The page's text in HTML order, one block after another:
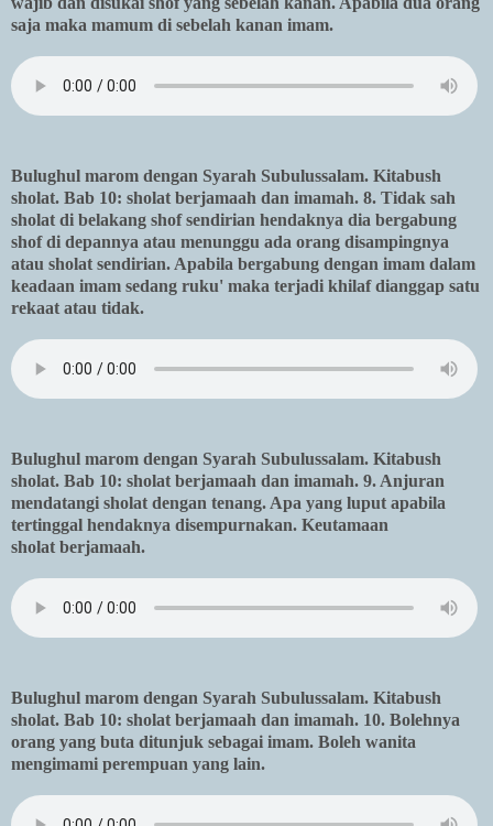
saja maka mamum di sebelah kanan imam.
Bulughul marom dengan Syarah Subulussalam. Kitabush
sholat. Bab 10: sholat berjamaah dan imamah. 8. Tidak sah
sholat di belakang shof sendirian hendaknya dia bergabung
shof di depannya atau menunggu ada orang disampingnya
atau sholat sendirian. Apabila bergabung dengan imam dalam
keadaan imam sedang ruku' maka terjadi khilaf dianggap satu
rekaat atau tidak.
Bulughul marom dengan Syarah Subulussalam. Kitabush
sholat. Bab 10: sholat berjamaah dan imamah. 9. Anjuran
mendatangi sholat dengan tenang. Apa yang luput apabila
tertinggal hendaknya disempurnakan. Keutamaan
sholat berjamaah.
Bulughul marom dengan Syarah Subulussalam. Kitabush
sholat. Bab 10: sholat berjamaah dan imamah. 10. Bolehnya
orang yang buta ditunjuk sebagai imam. Boleh wanita
mengimami perempuan yang lain.